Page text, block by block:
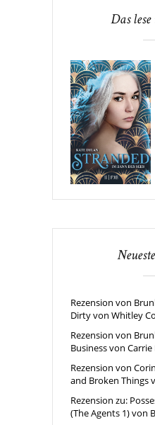
Das lese
Rezension von
Dirty von Whitley
Rezension von
Business von Carrie
Rezension von
and Broken Things
Rezension zu:
(The Agents 1) von